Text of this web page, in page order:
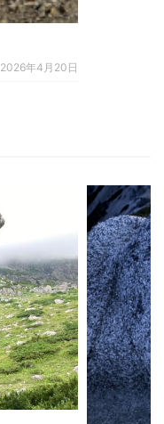
2026年4月20日